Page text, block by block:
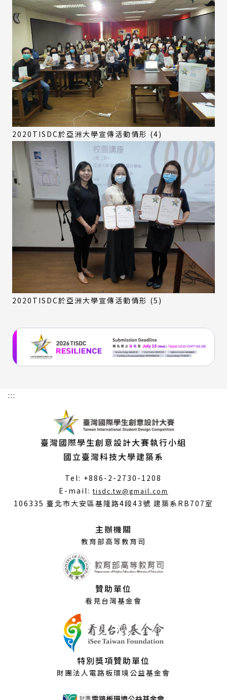
2020TISDC於亞洲大學宣傳活動情形 (4)
2020TISDC於亞洲大學宣傳活動情形 (5)
:::
臺灣國際學生創意設計大賽執行小組
國立臺灣科技大學建築系
Tel: +886-2-2730-1208
E-mail:tisdc.tw@gmail.com
開
106335 臺北市大安區基隆路4段43號 建築系RB707室
主辦機關
教育部高等教育司
贊助單位
看見台灣基金會
特別獎項贊助單位
財團法人電路板環境公益基金會